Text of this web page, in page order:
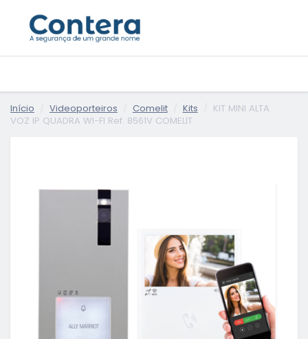
Início Videoporteiros Comelit Kits
KIT MINI ALTA
VOZ IP QUADRA WI-FI Ref. 8561V COMELIT